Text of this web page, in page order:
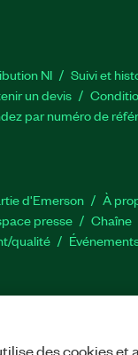
NI
Suivi et
un devis
par numéro de
d'Emerson À
presse
Chaîne
qualité
sur le site
des cookies et